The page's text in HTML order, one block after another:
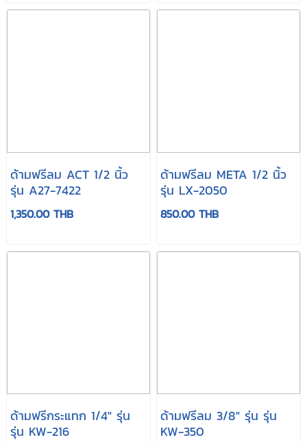
ด้ามฟรีลม ACT 1/2 นิ้ว
รุ่น A27-7422
1,350.00 THB
ด้ามฟรีลม META 1/2 นิ้ว
รุ่น LX-2050
850.00 THB
ด้ามฟรีกระแทก 1/4" รุ่น
รุ่น KW-216
ด้ามฟรีลม 3/8" รุ่น รุ่น
KW-350